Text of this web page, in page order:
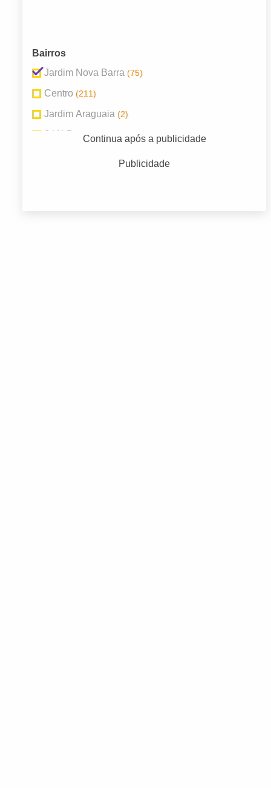
Bairros
Jardim Nova Barra (75)
Centro (211)
Jardim Araguaia (2)
Jd N Barra(1)
Continua após a publicidade
Publicidade